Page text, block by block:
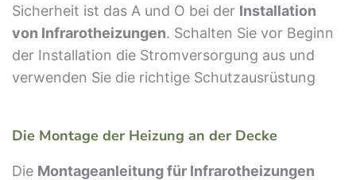
Sicherheit ist das A und O bei der Installation
von Infrarotheizungen. Schalten Sie vor Beginn
der Installation die Stromversorgung aus und
verwenden Sie die richtige Schutzausrüstung
Die Montage der Heizung an der Decke
Die Montageanleitung für Infrarotheizungen